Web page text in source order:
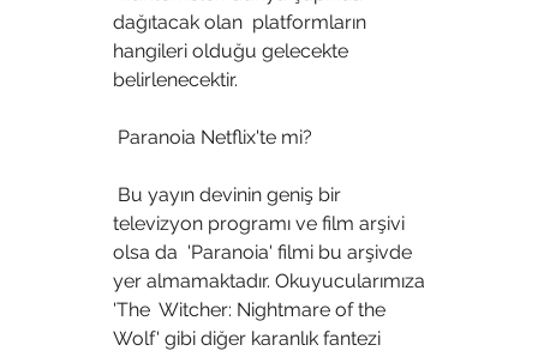
dağıtacak olan  platformların
hangileri olduğu gelecekte
belirlenecektir.
Paranoia Netflix'te mi?
televizyon programı ve film arşivi
olsa da  'Paranoia' filmi bu arşivde
yer almamaktadır. Okuyucularımıza
'The  Witcher: Nightmare of the
Wolf' gibi diğer karanlık fantezi